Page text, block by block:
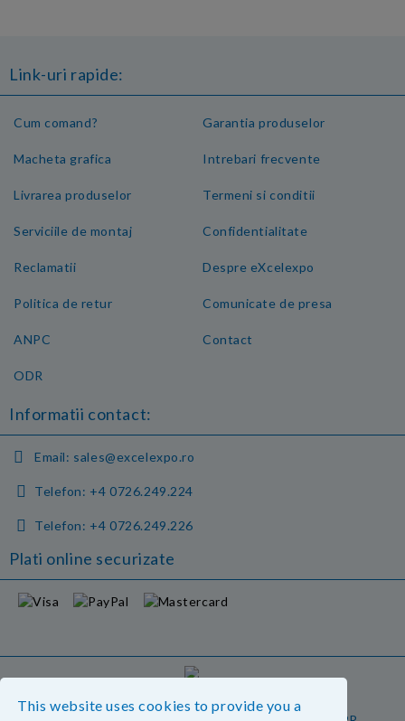
This website uses cookies to provide you a
Link-uri rapide:
Cum comand?
Macheta grafica
Livrarea produselor
Serviciile de montaj
Garantia produselor
Intrebari frecvente
Termeni si conditii
Confidentialitate
Reclamatii
Politica de retur
ANPC
ODR
Despre eXcelexpo
Comunicate de presa
Contact
Informatii contact:
Email: sales@excelexpo.ro
Telefon: +4 0726.249.224
Telefon: +4 0726.249.226
Plati online securizate